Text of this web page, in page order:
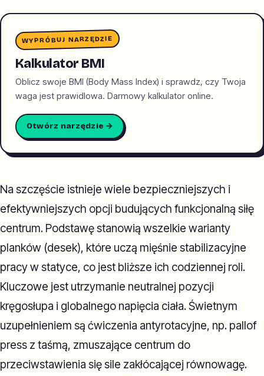
WYPRÓBUJ NARZĘDZIE
Kalkulator BMI
Oblicz swoje BMI (Body Mass Index) i sprawdz, czy Twoja
waga jest prawidlowa. Darmowy kalkulator online.
Otwórz narzędzie →
Na szczęście istnieje wiele bezpieczniejszych i
efektywniejszych opcji budujących funkcjonalną siłę
centrum. Podstawę stanowią wszelkie warianty
planków (desek), które uczą mięśnie stabilizacyjne
pracy w statyce, co jest bliższe ich codziennej roli.
Kluczowe jest utrzymanie neutralnej pozycji
kręgosłupa i globalnego napięcia ciała. Świetnym
uzupełnieniem są ćwiczenia antyrotacyjne, np. pallof
press z taśmą, zmuszające centrum do
przeciwstawienia się sile zakłócającej równowagę.